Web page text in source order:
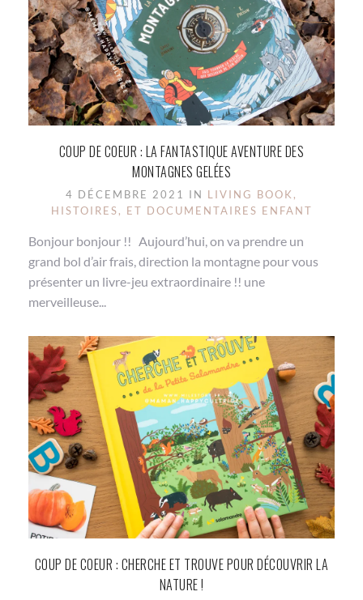
COUP DE COEUR : LA FANTASTIQUE AVENTURE DES
MONTAGNES GELÉES
4 DÉCEMBRE 2021 IN LIVING BOOK,
HISTOIRES, ET DOCUMENTAIRES ENFANT
Bonjour bonjour !! Aujourd’hui, on va prendre un
grand bol d’air frais, direction la montagne pour vous
présenter un livre-jeu extraordinaire !! une
merveilleuse...
COUP DE COEUR : CHERCHE ET TROUVE POUR DÉCOUVRIR LA
NATURE !